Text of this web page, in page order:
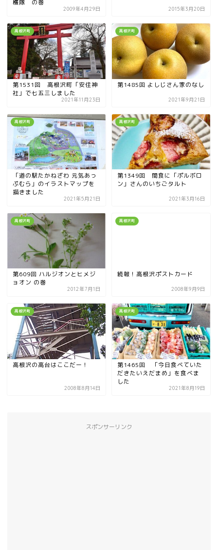
穫隊 の巻
2009年4月29日 2015年3月20日
高根沢町
第1531回 高根沢町「安住神
社」で七五三しました
2021年11月23日
高根沢町
第1485回 よしじさん家のなし
2021年9月21日
高根沢町
「道の駅たかねざわ 元気あっ
ぷむら」のイラストマップを
描きました
2021年5月21日
高根沢町
第1349回 間食に「ポルボロ
ン」さんのいちごタルト
2021年3月16日
高根沢町
第609回 ハルジオンとヒメジ
ョオン の巻
2012年7月1日
高根沢町
続報！高根沢ポストカード
2008年9月9日
高根沢町
高根沢の高台はここだー！
2008年8月14日
高根沢町
第1465回 「今日食べていた
だきたいえだまめ」を食べま
した
2021年8月19日
スポンサーリンク